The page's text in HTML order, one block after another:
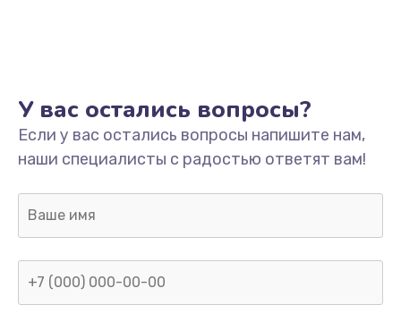
990 руб.
Заказать
Настройка ОС
У вас остались вопросы?
Если у вас остались вопросы напишите нам,
наши специалисты с радостью ответят вам!